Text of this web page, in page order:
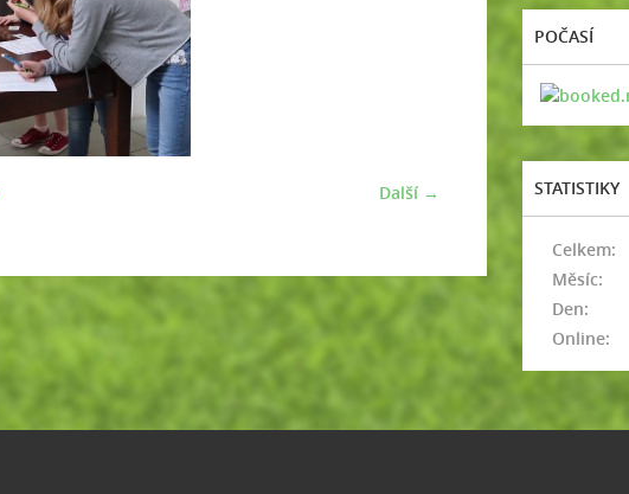
Další →
POČASÍ
STATISTIKY
Online:
Celkem:
Měsíc:
Den: